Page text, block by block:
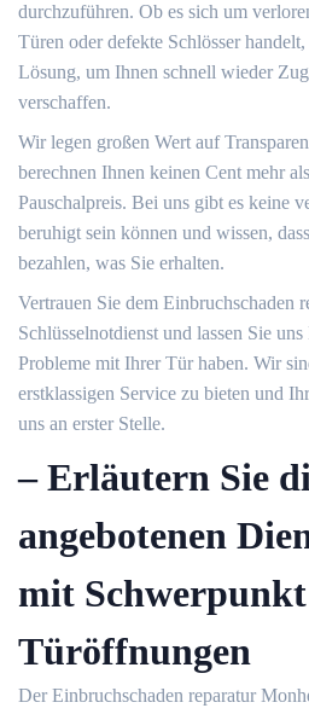
durchzuführen.​ Ob es sich um
Türen oder defekte Schlösser
Lösung, um Ihnen schnell wieder
verschaffen.​
Wir legen großen Wert auf
berechnen Ihnen keinen Cent mehr
Pauschalpreis. Bei uns gibt es keine
beruhigt sein können und wissen,
bezahlen, was Sie erhalten.​
Vertrauen Sie dem Einbruchschaden
Schlüsselnotdienst und lassen Sie
Probleme mit Ihrer Tür haben. Wir
erstklassigen Service zu bieten und
uns an erster Stelle.​
– Erläutern Sie
angebotenen
mit
Türöffnungen
Der Einbruchschaden reparatur